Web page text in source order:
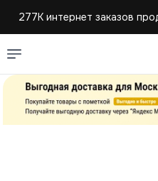
277К интернет заказов
Создаем и продаем